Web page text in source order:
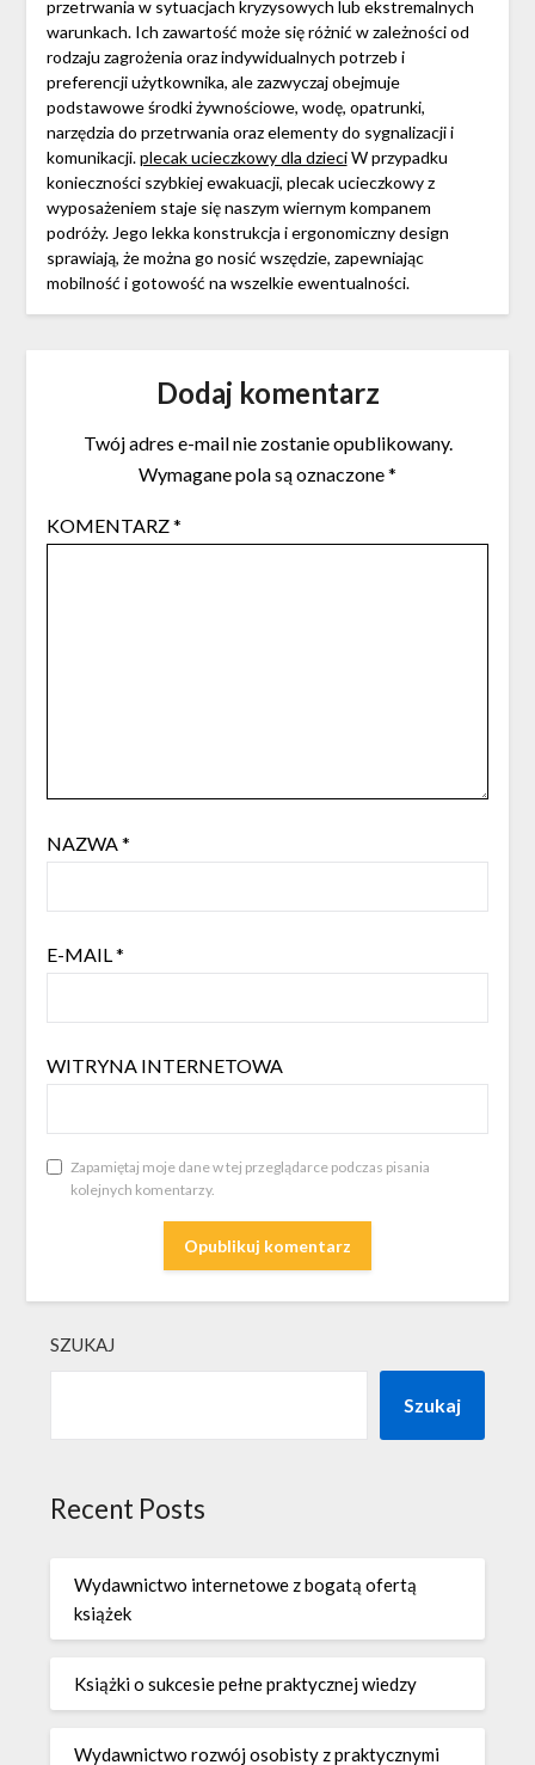
przetrwania w sytuacjach kryzysowych lub ekstremalnych
warunkach. Ich zawartość może się różnić w zależności od
rodzaju zagrożenia oraz indywidualnych potrzeb i
preferencji użytkownika, ale zazwyczaj obejmuje
podstawowe środki żywnościowe, wodę, opatrunki,
narzędzia do przetrwania oraz elementy do sygnalizacji i
komunikacji.plecak ucieczkowy dla dzieciW przypadku
konieczności szybkiej ewakuacji, plecak ucieczkowy z
wyposażeniem staje się naszym wiernym kompanem
podróży. Jego lekka konstrukcja i ergonomiczny design
sprawiają, że można go nosić wszędzie, zapewniając
mobilność i gotowość na wszelkie ewentualności.
Dodaj komentarz
Twój adres e-mail nie zostanie opublikowany.
Wymagane pola są oznaczone*
KOMENTARZ*
NAZWA*
E-MAIL*
WITRYNA INTERNETOWA
Zapamiętaj moje dane w tej przeglądarce podczas pisania
kolejnych komentarzy.
SZUKAJ
Szukaj
Recent Posts
Wydawnictwo internetowe z bogatą ofertą
książek
Książki o sukcesie pełne praktycznej wiedzy
Wydawnictwo rozwój osobisty z praktycznymi